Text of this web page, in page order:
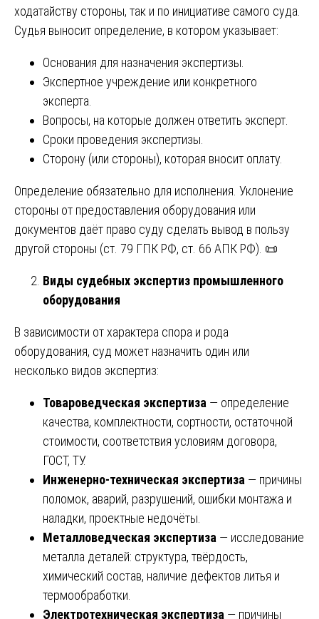
ходатайству стороны, так и по инициативе самого суда.
Судья выносит определение, в котором указывает:
Основания для назначения экспертизы.
Экспертное учреждение или конкретного
эксперта.
Вопросы, на которые должен ответить эксперт.
Сроки проведения экспертизы.
Сторону (или стороны), которая вносит оплату.
Определение обязательно для исполнения. Уклонение
стороны от предоставления оборудования или
документов даёт право суду сделать вывод в пользу
другой стороны (ст. 79 ГПК РФ, ст. 66 АПК РФ). 📜
Виды судебных экспертиз промышленного
оборудования
В зависимости от характера спора и рода
оборудования, суд может назначить один или
несколько видов экспертиз:
Товароведческая экспертиза — определение
качества, комплектности, сортности, остаточной
стоимости, соответствия условиям договора,
ГОСТ, ТУ.
Инженерно-техническая экспертиза — причины
поломок, аварий, разрушений, ошибки монтажа и
наладки, проектные недочёты.
Металловедческая экспертиза — исследование
металла деталей: структура, твёрдость,
химический состав, наличие дефектов литья и
термообработки.
Электротехническая экспертиза — причины